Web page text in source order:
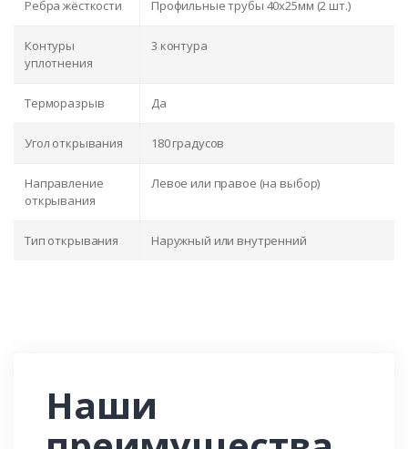
Ребра жёсткости Профильные трубы 40х25мм (2 шт.)
Контуры
уплотнения
3 контура
Терморазрыв Да
Угол открывания 180 градусов
Направление
открывания
Левое или правое (на выбор)
Тип открывания Наружный или внутренний
Наши